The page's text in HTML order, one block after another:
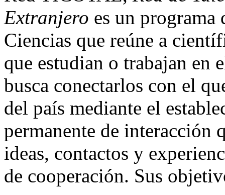
Extranjero es un programa
Ciencias que reúne a
que estudian o trabajan en
busca conectarlos con el
del país mediante el
permanente de interacción
ideas, contactos y
de cooperación. Sus